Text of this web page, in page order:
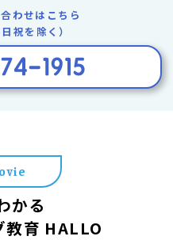
わせはこちら
祝を除く）
かる
教育 HALLO